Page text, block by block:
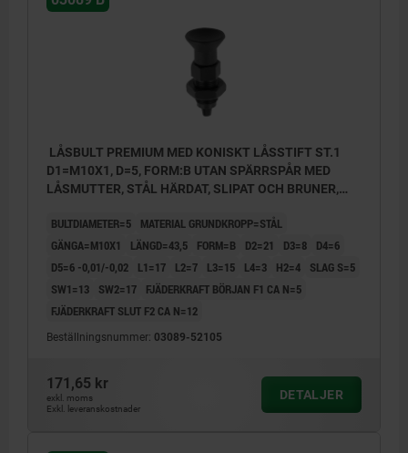
LÅSBULT PREMIUM MED KONISKT LÅSSTIFT ST.1
D1=M10X1, D=5, FORM:B UTAN SPÄRRSPÅR MED
LÅSMUTTER, STÅL HÄRDAT, SLIPAT OCH BRUNER,
BULTDIAMETER=5
MATERIAL GRUNDKROPP=STÅL
GÄNGA=M10X1
LÄNGD=43,5 FORM=B D2=21 D3=8
D4=6
D5=6 -0,01/-0,02
L1=17 L2=7 L3=15 L4=3 H2=4
SLAG S=5
SW1=13
SW2=17
FJÄDERKRAFT BÖRJAN F1 CA N=5
FJÄDERKRAFT SLUT F2 CA N=12
Beställningsnummer: 03089-52105
171,65 kr
exkl. moms
Exkl. leveranskostnader
DETALJER